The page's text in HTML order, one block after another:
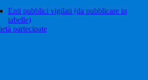
Enti pubblici vigilati (da pubblicare in
tabelle)
partecipate